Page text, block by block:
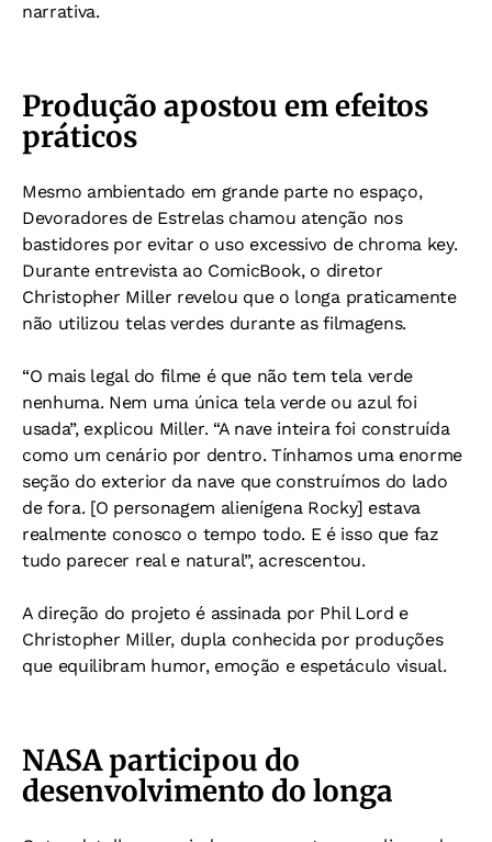
narrativa.
Produção apostou em efeitos
práticos
Mesmo ambientado em grande parte no espaço,
Devoradores de Estrelas chamou atenção nos
bastidores por evitar o uso excessivo de chroma key.
Durante entrevista ao ComicBook, o diretor
Christopher Miller revelou que o longa praticamente
não utilizou telas verdes durante as filmagens.
“O mais legal do filme é que não tem tela verde
nenhuma. Nem uma única tela verde ou azul foi
usada”, explicou Miller. “A nave inteira foi construída
como um cenário por dentro. Tínhamos uma enorme
seção do exterior da nave que construímos do lado
de fora. [O personagem alienígena Rocky] estava
realmente conosco o tempo todo. E é isso que faz
tudo parecer real e natural”, acrescentou.
A direção do projeto é assinada por Phil Lord e
Christopher Miller, dupla conhecida por produções
que equilibram humor, emoção e espetáculo visual.
NASA participou do
desenvolvimento do longa